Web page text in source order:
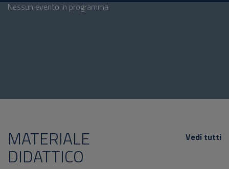
Nessun evento in programma
MATERIALE
DIDATTICO
Vedi tutti